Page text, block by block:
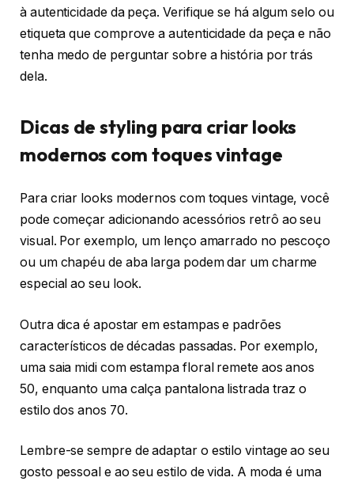
à autenticidade da peça. Verifique se há algum selo ou
etiqueta que comprove a autenticidade da peça e não
tenha medo de perguntar sobre a história por trás
dela.
Dicas de styling para criar looks
modernos com toques vintage
Para criar looks modernos com toques vintage, você
pode começar adicionando acessórios retrô ao seu
visual. Por exemplo, um lenço amarrado no pescoço
ou um chapéu de aba larga podem dar um charme
especial ao seu look.
Outra dica é apostar em estampas e padrões
característicos de décadas passadas. Por exemplo,
uma saia midi com estampa floral remete aos anos
50, enquanto uma calça pantalona listrada traz o
estilo dos anos 70.
Lembre-se sempre de adaptar o estilo vintage ao seu
gosto pessoal e ao seu estilo de vida. A moda é uma